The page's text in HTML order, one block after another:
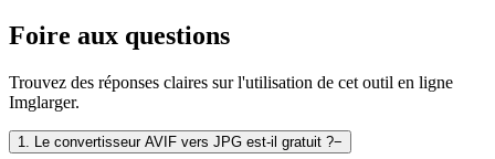
Foire aux questions
Trouvez des réponses claires sur l'utilisation de cet outil en ligne
Imglarger.
1. Le convertisseur AVIF vers JPG est-il gratuit ?−